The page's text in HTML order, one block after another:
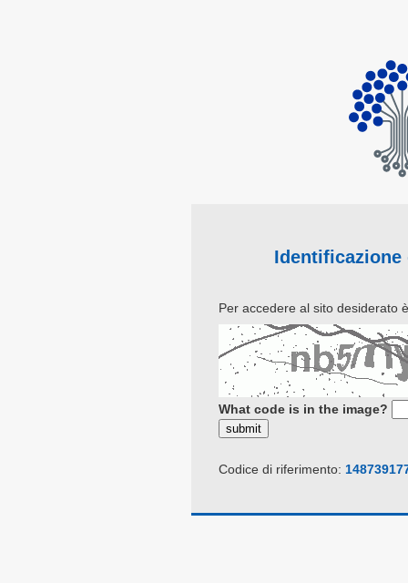
Per accedere al sito desiderato
What code is in the image?
submit
Codice di riferimento: